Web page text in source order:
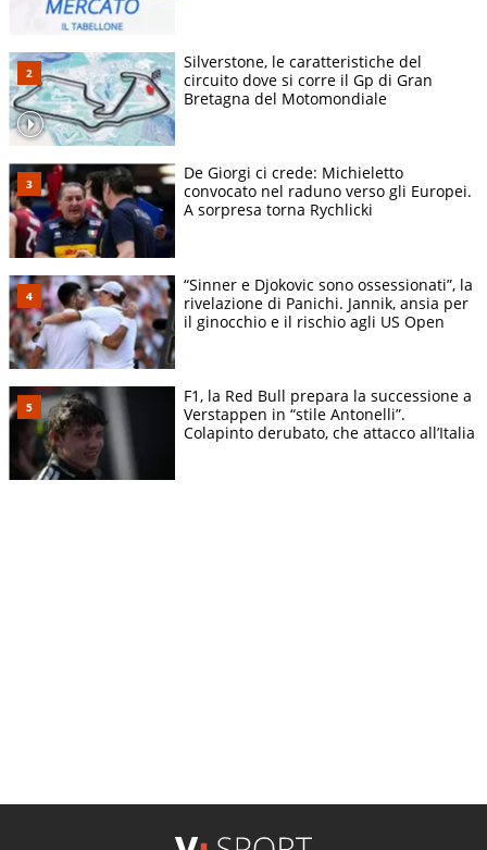
Silverstone, le caratteristiche del
circuito dove si corre il Gp di Gran
Bretagna del Motomondiale
De Giorgi ci crede: Michieletto
convocato nel raduno verso gli Europei.
A sorpresa torna Rychlicki
“Sinner e Djokovic sono ossessionati”, la
rivelazione di Panichi. Jannik, ansia per
il ginocchio e il rischio agli US Open
F1, la Red Bull prepara la successione a
Verstappen in “stile Antonelli”.
Colapinto derubato, che attacco all’Italia